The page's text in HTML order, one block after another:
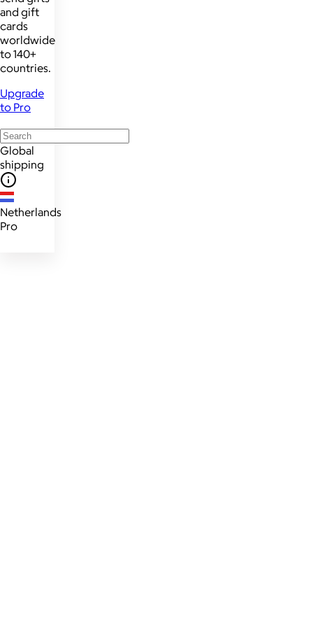
and gift
cards
worldwide
to 140+
countries.
Upgrade
to Pro
Global
shipping
Netherlands
Pro